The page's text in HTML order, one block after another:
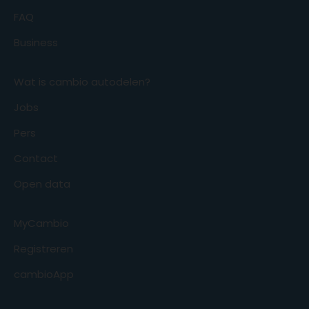
FAQ
Business
Wat is cambio autodelen?
Jobs
Pers
Contact
Open data
MyCambio
Registreren
cambioApp